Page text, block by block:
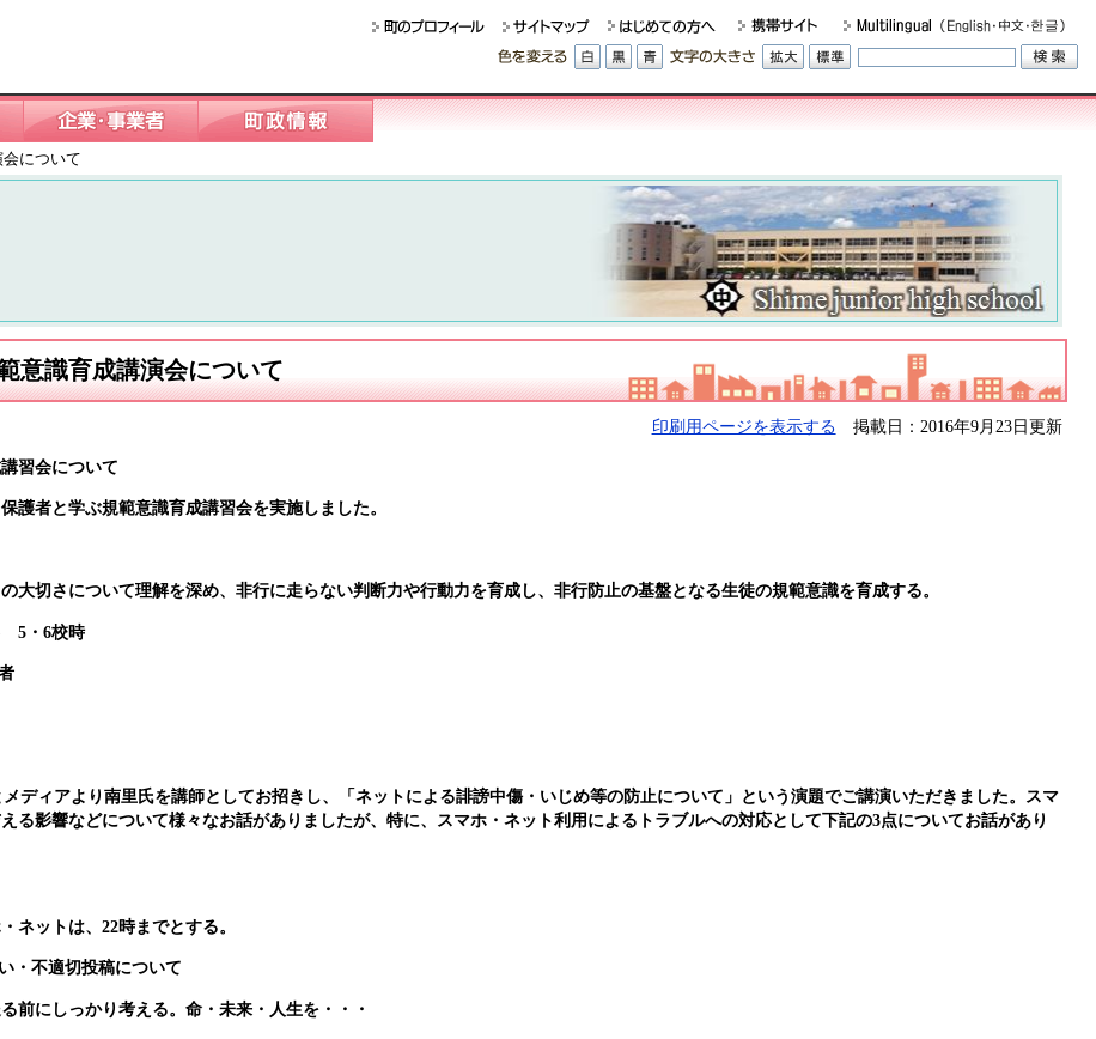
について
意識育成講演会について
印刷用ページを表示する 掲載日：2016年9月23日更新
習会について
者と学ぶ規範意識育成講習会を実施しました。
切さについて理解を深め、非行に走らない判断力や行動力を育成し、非行防止の基盤となる生徒の規範意識を育成する。
5・6校時
ィアより南里氏を講師としてお招きし、「ネットによる誹謗中傷・いじめ等の防止について」という演題でご講演いただきました。スマ
る影響などについて様々なお話がありましたが、特に、スマホ・ネット利用によるトラブルへの対応として下記の3点についてお話があり
ネットは、22時までとする。
・不適切投稿について
にしっかり考える。命・未来・人生を・・・